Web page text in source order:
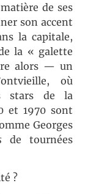
de ses
son accent
la capitale,
la « galette
alors — un
où
stars de la
et 1970 sont
Georges
de tournées
?